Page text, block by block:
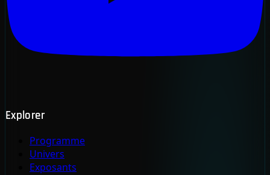
Explorer
Programme
Univers
Exposants